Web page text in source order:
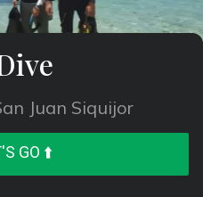
Juan Siquijor
GO ⬆️